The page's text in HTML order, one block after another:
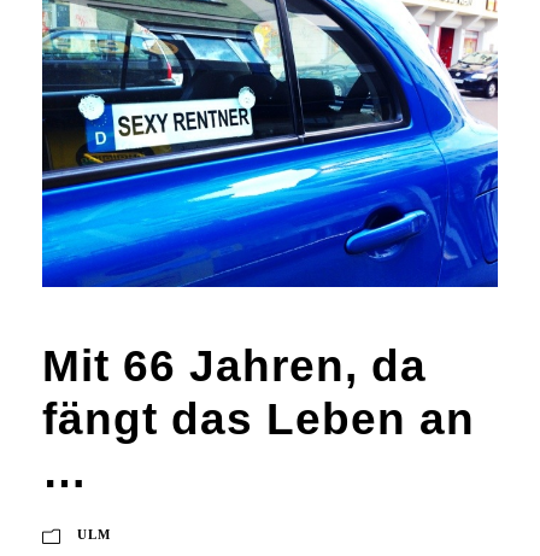
Mit 66 Jahren, da
fängt das Leben an
…
ULM